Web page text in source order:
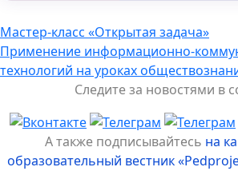
Навигация
по
записям
Мастер-класс «Открытая задача»
Применение информационно-
технологий на уроках
Следите за новостями в
А также подписывайтесь на
образовательный вестник